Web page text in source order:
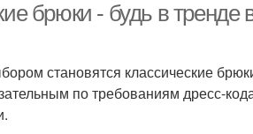
брюки - будь в тренде
становятся классические
по требованиям дресс-